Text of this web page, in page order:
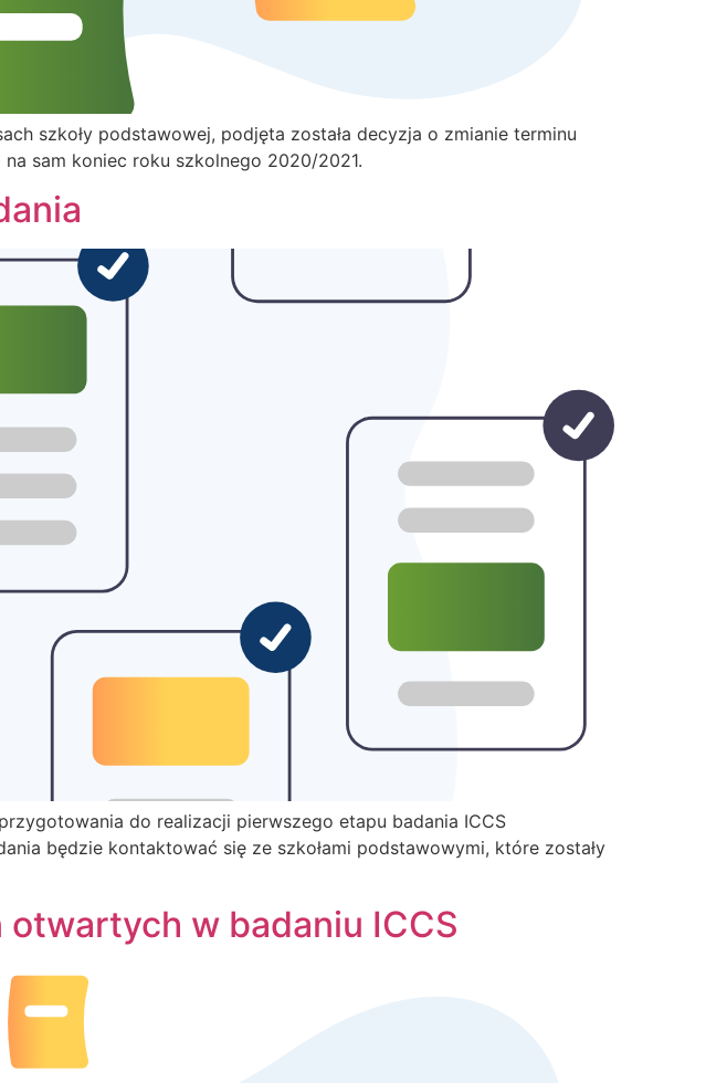
szkoły podstawowej, podjęta została decyzja o zmianie terminu
sam koniec roku szkolnego 2020/2021.
do realizacji pierwszego etapu badania ICCS
będzie kontaktować się ze szkołami podstawowymi, które zostały
w badaniu ICCS